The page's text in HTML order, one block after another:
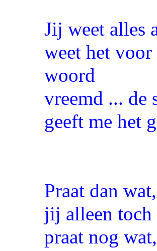
Jij weet alles
weet het
woord
vreemd ... de
geeft me het
Praat dan
jij alleen toch
praat nog